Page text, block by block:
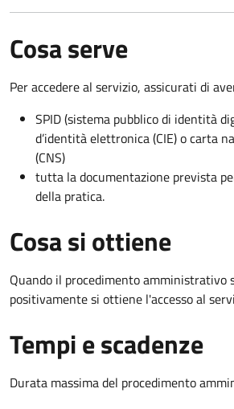
Cosa serve
Per accedere al servizio, assicurati di
SPID (sistema pubblico di identità
d’identità elettronica (CIE) o carta
(CNS)
tutta la documentazione prevista
della pratica.
Cosa si ottiene
Quando il procedimento amministrativo
positivamente si ottiene l'accesso al
Tempi e scadenze
Durata massima del procedimento